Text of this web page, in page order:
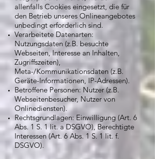
allenfalls Cookies eingesetzt, die für
den Betrieb unseres Onlineangebotes
unbedingt erforderlich sind.
Verarbeitete Datenarten:
Nutzungsdaten (z.B. besuchte
Webseiten, Interesse an Inhalten,
Zugriffszeiten),
Meta-/Kommunikationsdaten (z.B.
Geräte-Informationen, IP-Adressen).
Betroffene Personen: Nutzer (z.B.
Webseitenbesucher, Nutzer von
Onlinediensten).
Rechtsgrundlagen: Einwilligung (Art. 6
Abs. 1 S. 1 lit. a DSGVO), Berechtigte
Interessen (Art. 6 Abs. 1 S. 1 lit. f.
DSGVO).